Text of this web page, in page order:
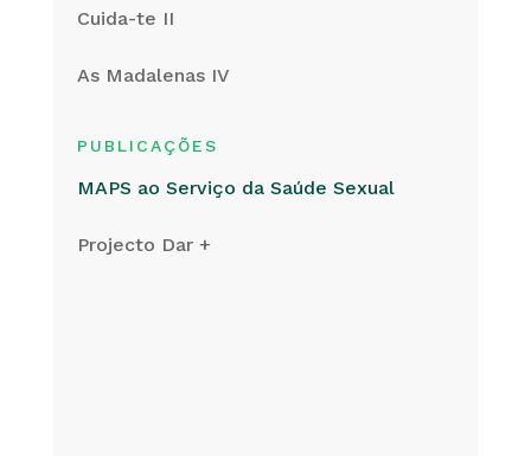
Cuida-te II
As Madalenas IV
PUBLICAÇÕES
MAPS ao Serviço da Saúde Sexual
Projecto Dar +